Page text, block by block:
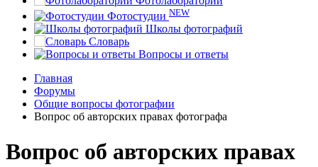
Фотостудии NEW
Школы фотографий
Словарь
Вопросы и ответы
Главная
Форумы
Общие вопросы фотографии
Вопрос об авторских правах фотографа
Вопрос об авторских правах